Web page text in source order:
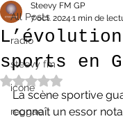
All Posts
radio
steevy fm
icone
reggae
sports en
Steevy FM GP
7 oct. 2024 1 min de
Noté NaN étoiles sur
La scène sportive
connaît un essor